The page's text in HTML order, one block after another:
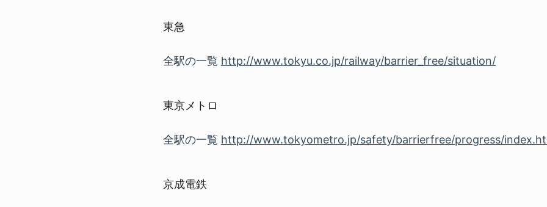
東急
全駅の一覧 http://www.tokyu.co.jp/railway/barrier_free/situation/
東京メトロ
全駅の一覧 http://www.tokyometro.jp/safety/barrierfree/progress/
京成電鉄